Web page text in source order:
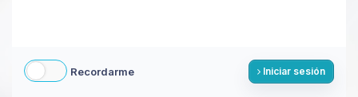
Recordarme Iniciar sesión